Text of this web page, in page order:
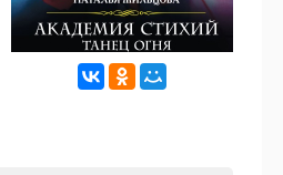
14:46
13:33